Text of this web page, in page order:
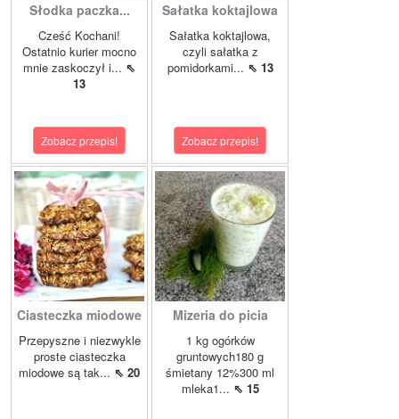
Słodka paczka...
Cześć Kochani!
Ostatnio kurier mocno
mnie zaskoczył i... ⇖
13
Zobacz przepis!
Sałatka koktajlowa
Sałatka koktajlowa,
czyli sałatka z
pomidorkami... ⇖ 13
Zobacz przepis!
Ciasteczka miodowe
Przepyszne i niezwykle
proste ciasteczka
miodowe są tak... ⇖ 20
Mizeria do picia
1 kg ogórków
gruntowych180 g
śmietany 12%300 ml
mleka1... ⇖ 15